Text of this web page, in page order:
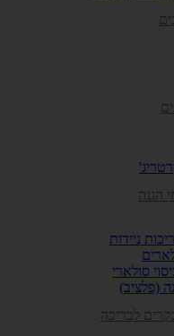
הגנה
ניידות
סולארי
(פלציב)
לבריכה